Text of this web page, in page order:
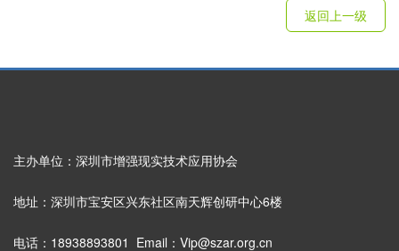
返回上一级
主办单位：深圳市增强现实技术应用协会
地址：深圳市宝安区兴东社区南天辉创研中心6楼
电话：18938893801 Email：Vip@szar.org.cn